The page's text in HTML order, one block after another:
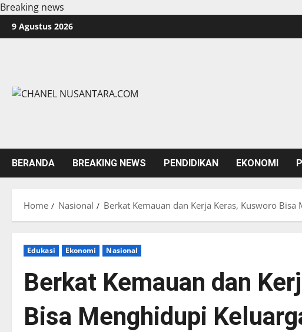
Breaking news
Skip
to
9 Agustus 2026
BERANDA BREAKING NEWS PENDIDIKAN EKONOMI
Home Nasional Berkat Kemauan dan Kerja Keras, Kusworo
Edukasi Ekonomi Nasional
Berkat Kemauan dan
Bisa Menghidupi